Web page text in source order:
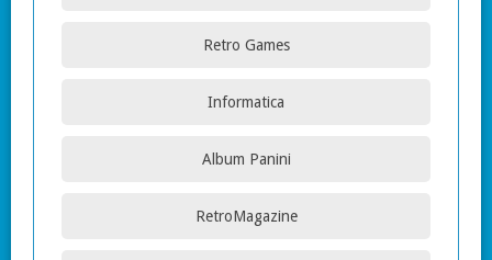
Retro Games
Informatica
Album Panini
RetroMagazine